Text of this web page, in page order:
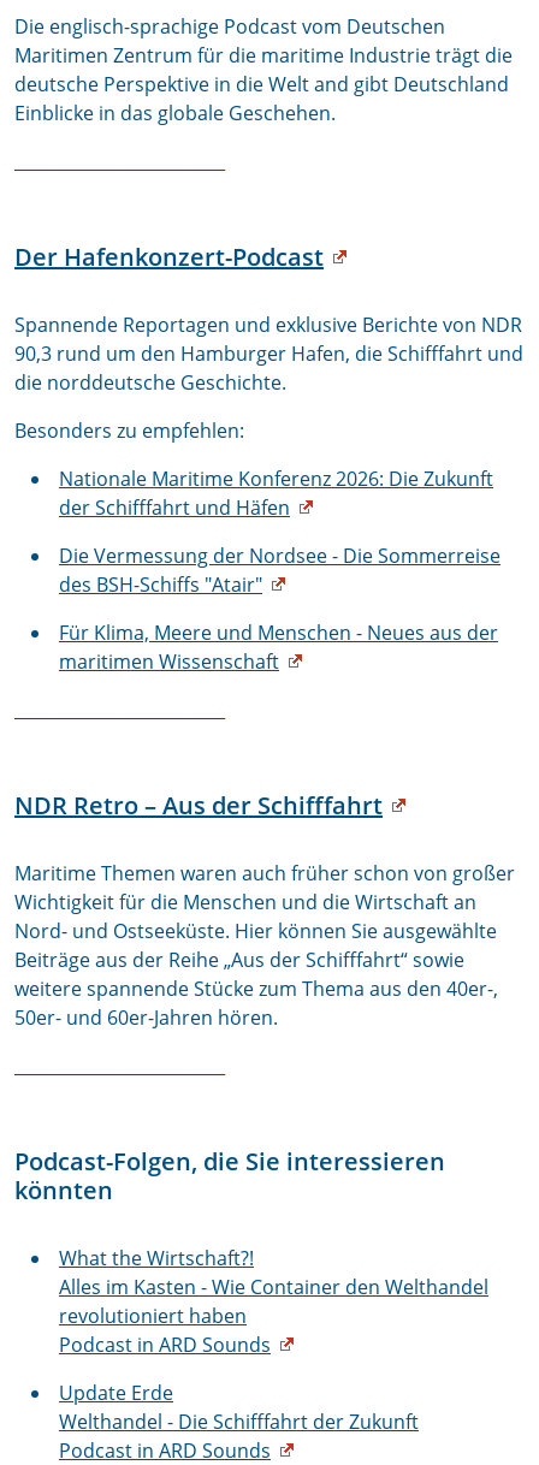
Die englisch-sprachige Podcast vom Deutschen
Maritimen Zentrum für die maritime Industrie trägt die
deutsche Perspektive in die Welt and gibt Deutschland
Einblicke in das globale Geschehen.
Der Hafenkonzert-Podcast
Spannende Reportagen und exklusive Berichte von NDR
90,3 rund um den Hamburger Hafen, die Schifffahrt und
die norddeutsche Geschichte.
Besonders zu empfehlen:
Nationale Maritime Konferenz 2026: Die Zukunft
der Schifffahrt und Häfen
Die Vermessung der Nordsee - Die Sommerreise
des BSH-Schiffs "Atair"
Für Klima, Meere und Menschen - Neues aus der
maritimen Wissenschaft
NDR Retro – Aus der Schifffahrt
Maritime Themen waren auch früher schon von großer
Wichtigkeit für die Menschen und die Wirtschaft an
Nord- und Ostseeküste. Hier können Sie ausgewählte
Beiträge aus der Reihe „Aus der Schifffahrt“ sowie
weitere spannende Stücke zum Thema aus den 40er-,
50er- und 60er-Jahren hören.
Podcast-Folgen, die Sie interessieren
könnten
What the Wirtschaft?!
Alles im Kasten - Wie Container den Welthandel
revolutioniert haben
Podcast in ARD Sounds
Update Erde
Welthandel - Die Schifffahrt der Zukunft
Podcast in ARD Sounds